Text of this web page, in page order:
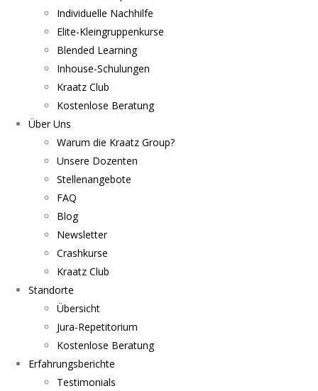
Individuelle Nachhilfe
Elite-Kleingruppenkurse
Blended Learning
Inhouse-Schulungen
Kraatz Club
Kostenlose Beratung
Über Uns
Warum die Kraatz Group?
Unsere Dozenten
Stellenangebote
FAQ
Blog
Newsletter
Crashkurse
Kraatz Club
Standorte
Übersicht
Jura-Repetitorium
Kostenlose Beratung
Erfahrungsberichte
Testimonials